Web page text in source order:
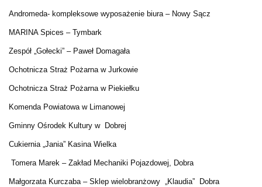
Andromeda- kompleksowe wyposażenie biura – Nowy Sącz
MARINA Spices – Tymbark
Zespół „Gołecki” – Paweł Domagała
Ochotnicza Straż Pożarna w Jurkowie
Ochotnicza Straż Pożarna w Piekiełku
Komenda Powiatowa w Limanowej
Gminny Ośrodek Kultury w Dobrej
Cukiernia „Jania” Kasina Wielka
Tomera Marek – Zakład Mechaniki Pojazdowej, Dobra
Małgorzata Kurczaba – Sklep wielobranżowy „Klaudia” Dobra